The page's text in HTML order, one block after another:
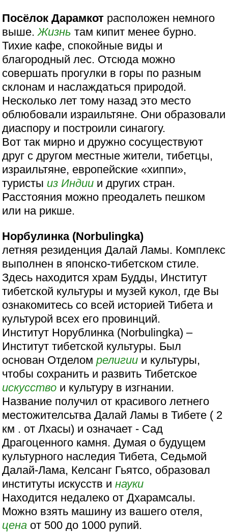
Посёлок Дарамкот расположен немного
выше.Жизнь там кипит менее бурно.
Тихие кафе, спокойные виды и
благородный лес. Отсюда можно
совершать прогулки в горы по разным
склонам и наслаждаться природой.
Несколько лет тому назад это место
облюбовали израильтяне. Они образовали
диаспору и построили синагогу.
Вот так мирно и дружно сосуществуют
друг с другом местные жители, тибетцы,
израильтяне, европейские «хиппи»,
туристы из Индии и других стран.
Расстояния можно преодалеть пешком
или на рикше.
Норбулинка (Norbulingka)
летняя резиденция Далай Ламы. Комплекс
выполнен в японско-тибетском стиле.
Здесь находится храм Будды, Институт
тибетской культуры и музей кукол, где Вы
ознакомитесь со всей историей Тибета и
культурой всех его провинций.
Институт Норублинка (Norbulingka) –
Институт тибетской культуры. Был
основан Отделомрелигии и культуры,
чтобы сохранить и развить Тибетское
искусство и культуру в изгнании.
Название получил от красивого летнего
местожителсьтва Далай Ламы в Тибете ( 2
км . от Лхасы) и означает - Сад
Драгоценного камня. Думая о будущем
культурного наследия Тибета, Седьмой
Далай-Лама, Келсанг Гьятсо, образовал
институты искусств инауки
Находится недалеко от Дхарамсалы.
Можно взять машину из вашего отеля,
цена от 500 до 1000 рупий.